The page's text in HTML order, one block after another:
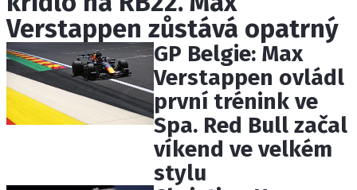
ETICKÝ KODEX
KONTAKT
VYDAVATEL
INZERCE
OSOBNÍ ÚDAJE / COOKIES
Verstappen zůstává opatrný
GP Belgie: Max
Verstappen ovládl
první trénink ve
Spa. Red Bull začal
víkend ve velkém
stylu